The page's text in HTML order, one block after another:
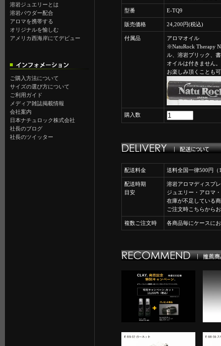
溶岩ジュエリーとは
溶岩パウダー配合
アロマを携帯する
オリジナルを愉しむ
アメリカ西海岸にてデビュー
ご購入方法について
サイズの選び方について
ご利用ガイド
メディア雑誌掲載情報
会社案内
日本ナチュロック株式会社
社長のブログ
社長のツイッター
型番 E-TQ9
販売価格 24,200円(税込)
付属品
アロマオイル
※NatuRock Therapy
ル、溶岩ブリック、
オイルは付きません
お楽しみ頂くことも
購入数
配送料金 送料全国一律500円
配送時期
目安
溶岩アロマディスプ
ジュエリー・アロマ
在庫が不足している
ご注文時こちらから
複数ご注文時 各商品毎にケースに